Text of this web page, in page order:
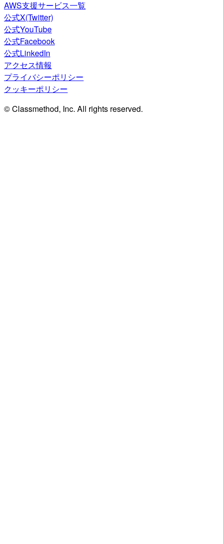
AWS支援サービス一覧
公式X(Twitter)
公式YouTube
公式Facebook
公式LinkedIn
アクセス情報
プライバシーポリシー
クッキーポリシー
© Classmethod, Inc. All rights reserved.